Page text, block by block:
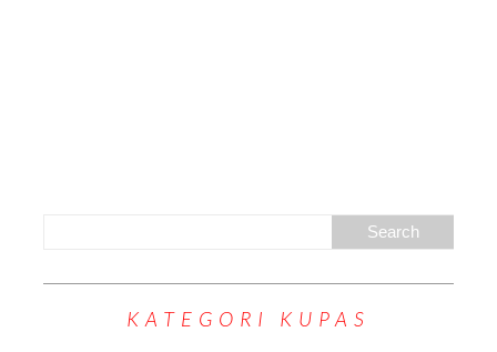
KATEGORI KUPAS